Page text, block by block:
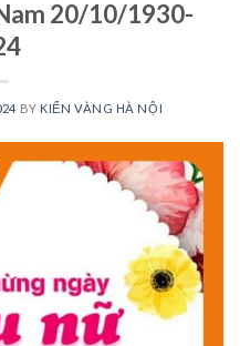
20/10/1930-
BY KIẾN VÀNG HÀ NỘI